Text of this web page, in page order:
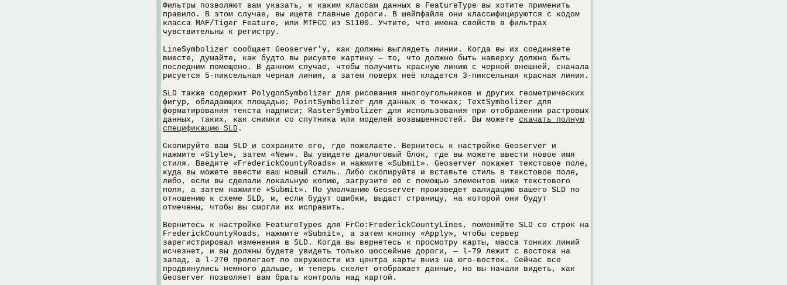
Фильтры позволяют вам указать, к каким классам данных в FeatureType вы хотите применить
правило. В этом случае, вы ищете главные дороги. В шейпфайле они классифицируются с кодом
класса MAF/Tiger Feature, или MTFCC из S1100. Учтите, что имена свойств в фильтрах
чувствительны к регистру.
LineSymbolizer сообщает Geoserver'у, как должны выглядеть линии. Когда вы их соединяете
вместе, думайте, как будто вы рисуете картину — то, что должно быть наверху должно быть
последним помещено. В данном случае, чтобы получить красную линию с черной внешней, сначала
рисуется 5-пиксельная черная линия, а затем поверх неё кладется 3-пиксельная красная линия.
SLD также содержит PolygonSymbolizer для рисования многоугольников и других геометрических
фигур, обладающих площадью; PointSymbolizer для данных о точках; TextSymbolizer для
форматирования текста надписи; RasterSymbolizer для использования при отображении растровых
данных, таких, как снимки со спутника или моделей возвышенностей. Вы можете скачать полную
спецификацию SLD .
Скопируйте ваш SLD и сохраните его, где пожелаете. Вернитесь к настройке Geoserver и
нажмите «Style», затем «New». Вы увидете диалоговый блок, где вы можете ввести новое имя
стиля. Введите «FrederickCountyRoads» и нажмите «Submit». Geoserver покажет текстовое поле,
куда вы можете ввести ваш новый стиль. Либо скопируйте и вставьте стиль в текстовое поле,
либо, если вы сделали локальную копию, загрузите её с помощью элементов ниже текстового
поля, а затем нажмите «Submit». По умолчанию Geoserver произведет валидацию вашего SLD по
отношению к схеме SLD, и, если будут ошибки, выдаст страницу, на которой они будут
отмечены, чтобы вы смогли их исправить.
Вернитесь к настройке FeatureTypes для FrCo:FrederickCountyLines, поменяйте SLD со строк на
FrederickCountyRoads, нажмите «Submit», а затем кнопку «Apply», чтобы сервер
зарегистрировал изменения в SLD. Когда вы вернетесь к просмотру карты, масса тонких линий
исчезнет, и вы должны будете увидеть только шоссейные дороги, — l-79 лежит с востока на
запад, а l-270 пролегает по окружности из центра карты вниз на юго-восток. Сейчас все
продвинулись немного дальше, и теперь скелет отображает данные, но вы начали видеть, как
Geoserver позволяет вам брать контроль над картой.